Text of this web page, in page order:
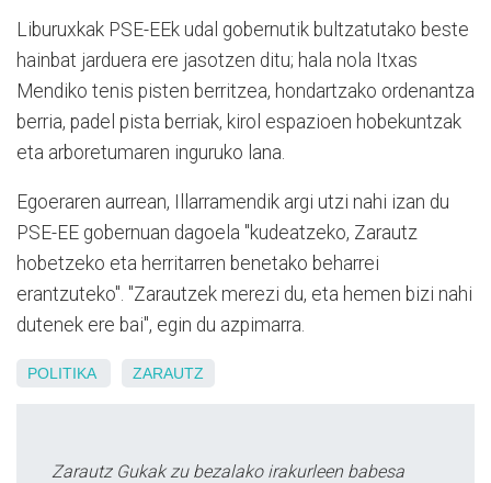
Liburuxkak PSE-EEk udal gobernutik bultzatutako beste
hainbat jarduera ere jasotzen ditu; hala nola Itxas
Mendiko tenis pisten berritzea, hondartzako ordenantza
berria, padel pista berriak, kirol espazioen hobekuntzak
eta arboretumaren inguruko lana.
Egoeraren aurrean, Illarramendik argi utzi nahi izan du
PSE-EE gobernuan dagoela "kudeatzeko, Zarautz
hobetzeko eta herritarren benetako beharrei
erantzuteko". "Zarautzek merezi du, eta hemen bizi nahi
dutenek ere bai", egin du azpimarra.
POLITIKA ZARAUTZ
Zarautz Gukak zu bezalako irakurleen babesa